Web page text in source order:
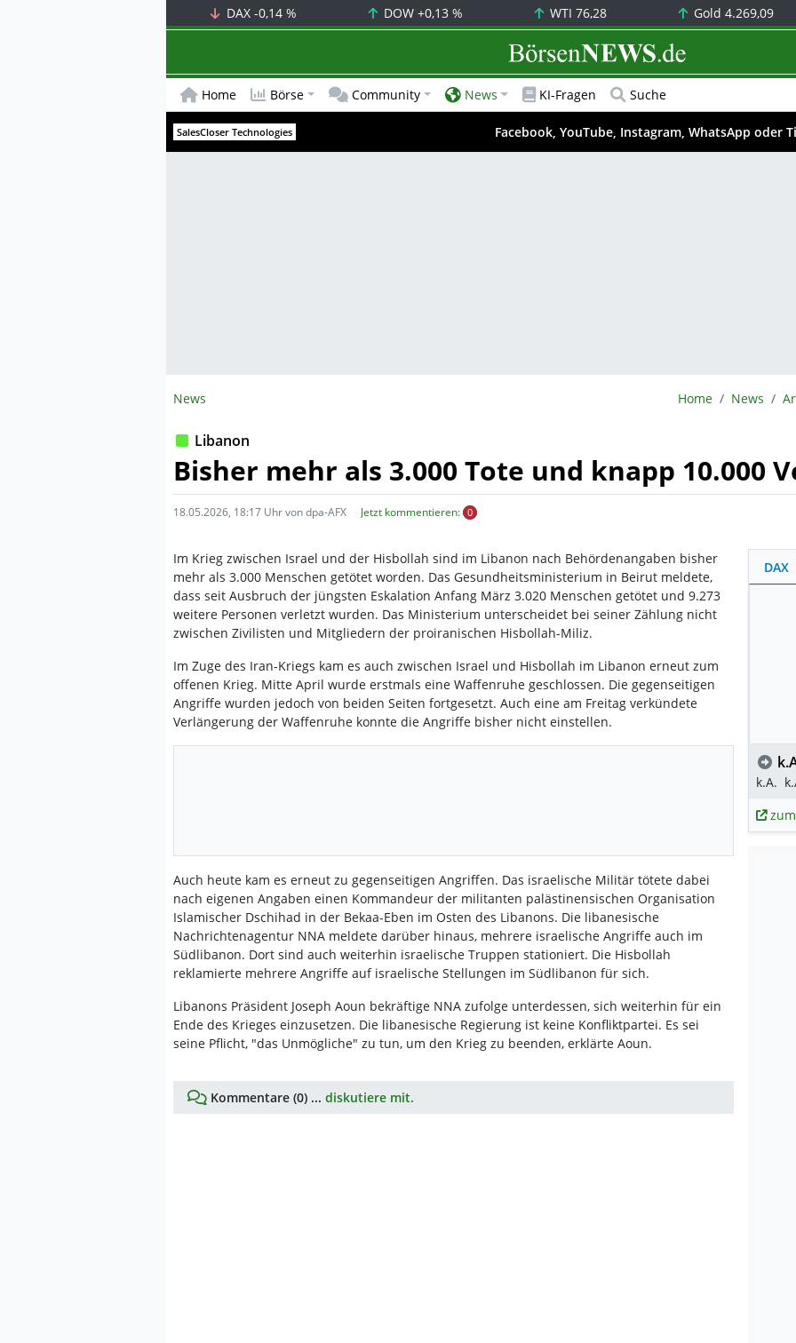
DAX -0,14 % DOW+0,13 % WTI76,28 Gold4.269,09
BörsenNEWS.de
Home Börse Community News KI-Fragen Suche
SalesCloser Technologies Facebook, YouTube, Instagram, WhatsApp oder
News BörsenNEWS.de
Home News
Libanon
Bisher mehr als 3.000 Tote und knapp 10.000
18.05.2026, 18:17 Uhr von dpa-AFX Jetzt kommentieren: 0
Im Krieg zwischen Israel und der Hisbollah sind im Libanon nach Behördenangaben bisher
mehr als 3.000 Menschen getötet worden. Das Gesundheitsministerium in Beirut meldete,
dass seit Ausbruch der jüngsten Eskalation Anfang März 3.020 Menschen getötet und 9.273
weitere Personen verletzt wurden. Das Ministerium unterscheidet bei seiner Zählung nicht
zwischen Zivilisten und Mitgliedern der proiranischen Hisbollah-Miliz.
Im Zuge des Iran-Kriegs kam es auch zwischen Israel und Hisbollah im Libanon erneut zum
offenen Krieg. Mitte April wurde erstmals eine Waffenruhe geschlossen. Die gegenseitigen
Angriffe wurden jedoch von beiden Seiten fortgesetzt. Auch eine am Freitag verkündete
Verlängerung der Waffenruhe konnte die Angriffe bisher nicht einstellen.
Auch heute kam es erneut zu gegenseitigen Angriffen. Das israelische Militär tötete dabei
nach eigenen Angaben einen Kommandeur der militanten palästinensischen Organisation
Islamischer Dschihad in der Bekaa-Eben im Osten des Libanons. Die libanesische
Nachrichtenagentur NNA meldete darüber hinaus, mehrere israelische Angriffe auch im
Südlibanon. Dort sind auch weiterhin israelische Truppen stationiert. Die Hisbollah
reklamierte mehrere Angriffe auf israelische Stellungen im Südlibanon für sich.
Libanons Präsident Joseph Aoun bekräftige NNA zufolge unterdessen, sich weiterhin für ein
Ende des Krieges einzusetzen. Die libanesische Regierung ist keine Konfliktpartei. Es sei
seine Pflicht, "das Unmögliche" zu tun, um den Krieg zu beenden, erklärte Aoun.
Kommentare (0) ... diskutiere mit.
DAX
k.A.